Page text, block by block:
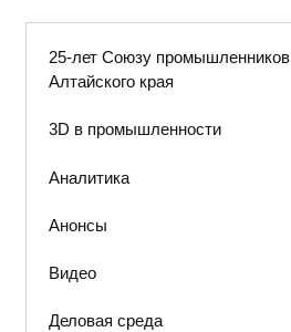
25-лет Союзу промышленников
Алтайского края
3D в промышленности
Аналитика
Анонсы
Видео
Деловая среда